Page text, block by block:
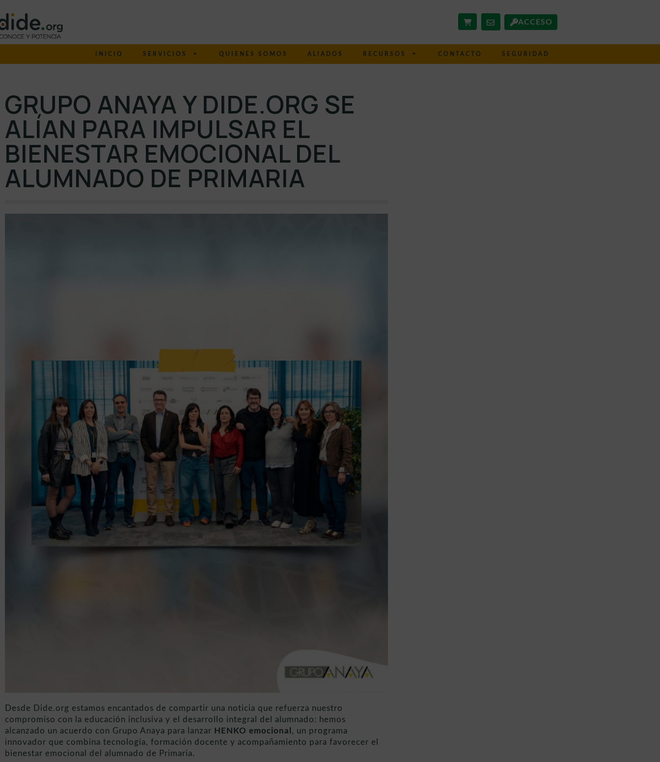
ACCESO
INICIO SERVICIOS QUIENES SOMOS ALIADOS RECURSOS CONTACTO SEGURIDAD
GRUPO ANAYA Y DIDE.ORG SE
ALÍAN PARA IMPULSAR EL
BIENESTAR EMOCIONAL DEL
ALUMNADO DE PRIMARIA
Desde Dide.org estamos encantados de compartir una noticia que refuerza nuestro
compromiso con la educación inclusiva y el desarrollo integral del alumnado: hemos
alcanzado un acuerdo con Grupo Anaya para lanzar HENKO emocional , un programa
innovador que combina tecnología, formación docente y acompañamiento para favorecer el
bienestar emocional del alumnado de Primaria.